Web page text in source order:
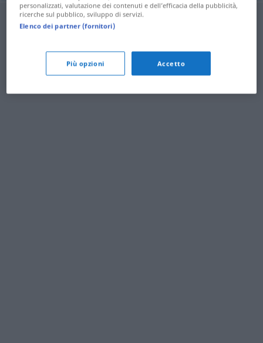
personalizzati, valutazione dei contenuti e dell’efficacia della pubblicità,
ricerche sul pubblico, sviluppo di servizi.
Elenco dei partner (fornitori)
Più opzioni Accetto